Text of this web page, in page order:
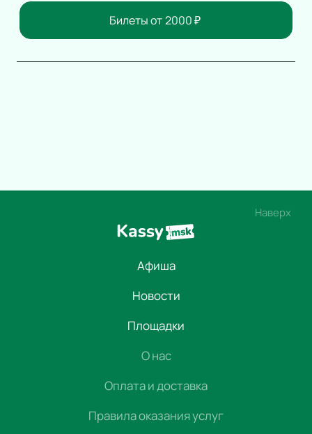
Билеты от 2000₽
Наверх
Афиша
Новости
Площадки
О нас
Оплата и доставка
Правила оказания услуг